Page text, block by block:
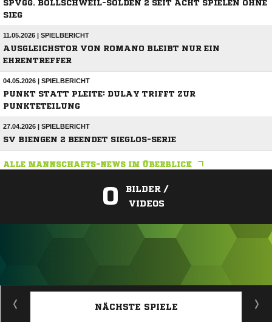
SPVGG. BOLLSCHWEIL-SÖLDEN 2 SEIT ACHT SPIELEN OHNE
SIEG
11.05.2026 | SPIELBERICHT
AUSGLEICHSTOR VON ROMANO BLEIBT NUR EIN
EHRENTREFFER
04.05.2026 | SPIELBERICHT
PUNKT STATT PLEITE: DULAY TRIFFT ZUR
PUNKTETEILUNG
27.04.2026 | SPIELBERICHT
SV BIENGEN 2 BEENDET SIEGLOS-SERIE
ALLE MANNSCHAFTS-NEWS IM ÜBERBLICK
0
BILDER /
VIDEOS
ANZEIGE
NÄCHSTE SPIELE